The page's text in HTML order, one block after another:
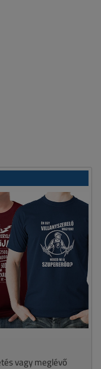
vagy meglévő